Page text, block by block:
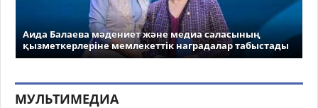
Аида Балаева мәдениет және медиа саласының
қызметкерлеріне мемлекеттік наградалар табыстады
МУЛЬТИМЕДИА